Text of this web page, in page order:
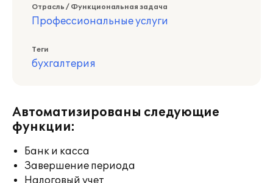
Отрасль / Функциональная задача
Профессиональные услуги
Теги
бухгалтерия
Автоматизированы следующие
функции:
Банк и касса
Завершение периода
Налоговый учет